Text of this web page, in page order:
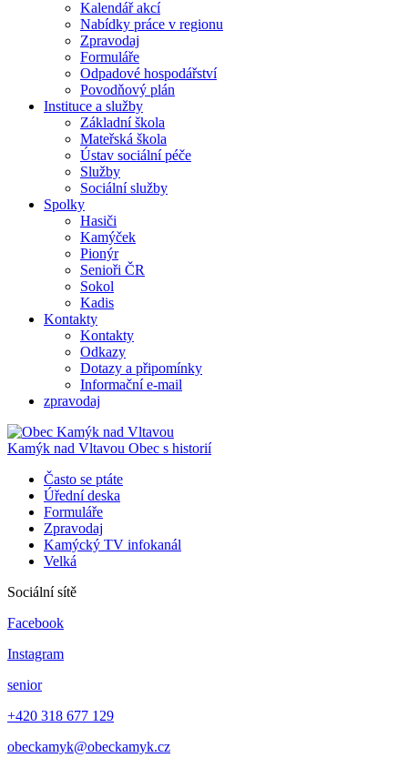
Kalendář akcí
Nabídky práce v regionu
Zpravodaj
Formuláře
Odpadové hospodářství
Povodňový plán
Instituce a služby
Základní škola
Mateřská škola
Ústav sociální péče
Služby
Sociální služby
Spolky
Hasiči
Kamýček
Pionýr
Senioři ČR
Sokol
Kadis
Kontakty
Kontakty
Odkazy
Dotazy a připomínky
Informační e-mail
zpravodaj
Kamýk nad Vltavou Obec s historií
Často se ptáte
Úřední deska
Formuláře
Zpravodaj
Kamýcký TV infokanál
Velká
Sociální sítě
Facebook
Instagram
senior
+420 318 677 129
obeckamyk@obeckamyk.cz